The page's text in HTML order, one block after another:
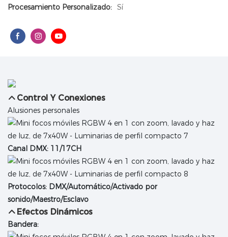
Procesamiento Personalizado: Sí
Control Y Conexiones
Alusiones personales
Canal DMX: 11/17CH
Protocolos: DMX/Automático/Activado por
sonido/Maestro/Esclavo
Efectos Dinámicos
Bandera: